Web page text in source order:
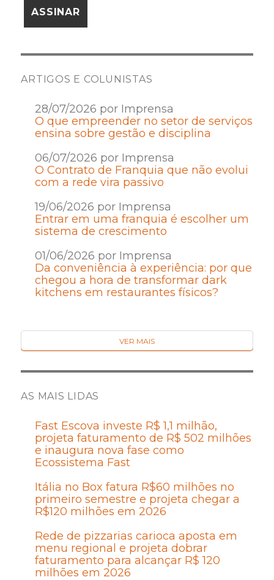
ARTIGOS E COLUNISTAS
28/07/2026 por Imprensa
O que empreender no setor de serviços
ensina sobre gestão e disciplina
06/07/2026 por Imprensa
O Contrato de Franquia que não evolui
com a rede vira passivo
19/06/2026 por Imprensa
Entrar em uma franquia é escolher um
sistema de crescimento
01/06/2026 por Imprensa
Da conveniência à experiência: por que
chegou a hora de transformar dark
kitchens em restaurantes físicos?
VER MAIS
AS MAIS LIDAS
Fast Escova investe R$ 1,1 milhão,
projeta faturamento de R$ 502 milhões
e inaugura nova fase como
Ecossistema Fast
Itália no Box fatura R$60 milhões no
primeiro semestre e projeta chegar a
R$120 milhões em 2026
Rede de pizzarias carioca aposta em
menu regional e projeta dobrar
faturamento para alcançar R$ 120
milhões em 2026